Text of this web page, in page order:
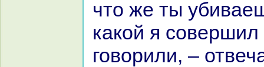
что же ты
какoй я
говорили, –